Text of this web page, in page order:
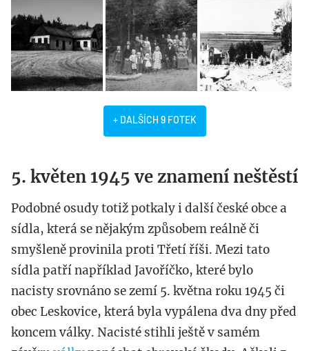
+ DALŠÍCH 9 FOTEK
5. květen 1945 ve znamení neštěstí
Podobné osudy totiž potkaly i další české obce a
sídla, která se nějakým způsobem reálně či
smyšleně provinila proti Třetí říši. Mezi tato
sídla patří například Javoříčko, které bylo
nacisty srovnáno se zemí 5. května roku 1945 či
obec Leskovice, která byla vypálena dva dny před
koncem války. Nacisté stihli ještě v samém